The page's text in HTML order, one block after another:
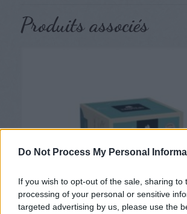
Do Not Process My Personal
If you wish to opt-out of the sale, sharing to
processing of your personal or sensitive
targeted advertising by us, please use the
Produits associés